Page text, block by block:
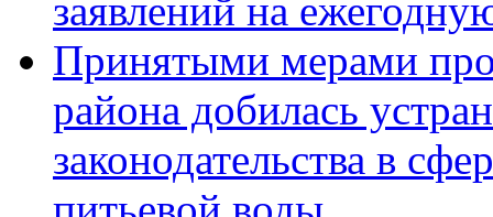
заявлений на
Принятыми мерами
района добилась
законодательства в